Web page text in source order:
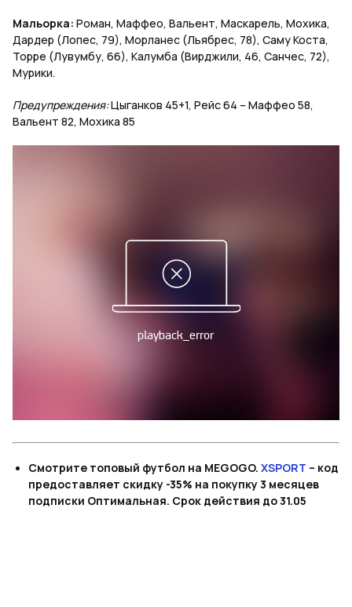
Мальорка: Роман, Маффео, Вальент, Маскарель, Мохика,
Дардер (Лопес, 79), Морланес (Льябрес, 78), Саму Коста,
Торре (Лувумбу, 66), Калумба (Вирджили, 46, Санчес, 72),
Мурики.
Предупреждения:Цыганков 45+1, Рейс 64 – Маффео 58,
Вальент 82, Мохика 85
Смотрите топовый футбол на MEGOGO. XSPORT – код
предоставляет скидку -35% на покупку 3 месяцев
подписки Оптимальная. Срок действия до 31.05